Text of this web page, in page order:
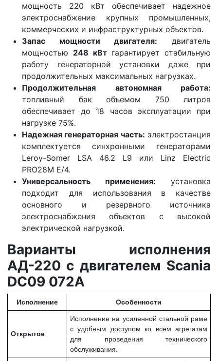
мощность 220 кВт обеспечивает надежное
электроснабжение крупных промышленных,
коммерческих и инфраструктурных объектов.
Запас мощности двигателя: двигатель
мощностью 248 кВтгарантирует стабильную
работу генераторной установки даже при
продолжительных максимальных нагрузках.
Продолжительная автономная работа:
топливный бак объемом 750 литров
обеспечивает до 18 часов эксплуатации при
нагрузке 75%.
Надежная генераторная часть: электростанция
комплектуется синхронными генераторами
Leroy-Somer LSA 46.2 L9 или Linz Electric
PRO28M E/4.
Универсальность применения: установка
подходит для использования в качестве
основного и резервного источника
электроснабжения объектов с высокой
электрической нагрузкой.
Варианты исполнения
АД-220 с двигателем Scania
DC09 072A
Исполнение Особенности
Открытое
Исполнение на усиленной стальной раме
с удобным доступом ко всем агрегатам
для проведения технического
обслуживания.